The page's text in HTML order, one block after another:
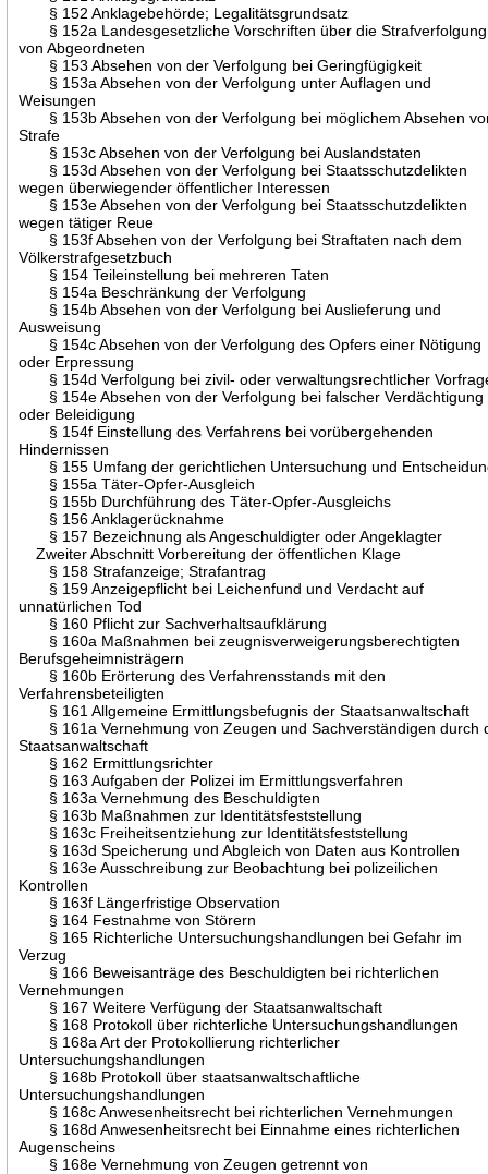
§ 152 Anklagebehörde; Legalitätsgrundsatz
§ 152a Landesgesetzliche Vorschriften über die Strafverfolgung
von Abgeordneten
§ 153 Absehen von der Verfolgung bei Geringfügigkeit
§ 153a Absehen von der Verfolgung unter Auflagen und
Weisungen
§ 153b Absehen von der Verfolgung bei möglichem Absehen
Strafe
§ 153c Absehen von der Verfolgung bei Auslandstaten
§ 153d Absehen von der Verfolgung bei Staatsschutzdelikten
wegen überwiegender öffentlicher Interessen
§ 153e Absehen von der Verfolgung bei Staatsschutzdelikten
wegen tätiger Reue
§ 153f Absehen von der Verfolgung bei Straftaten nach dem
Völkerstrafgesetzbuch
§ 154 Teileinstellung bei mehreren Taten
§ 154a Beschränkung der Verfolgung
§ 154b Absehen von der Verfolgung bei Auslieferung und
Ausweisung
§ 154c Absehen von der Verfolgung des Opfers einer Nötigung
oder Erpressung
§ 154d Verfolgung bei zivil- oder verwaltungsrechtlicher
§ 154e Absehen von der Verfolgung bei falscher Verdächtigung
oder Beleidigung
§ 154f Einstellung des Verfahrens bei vorübergehenden
Hindernissen
§ 155 Umfang der gerichtlichen Untersuchung und
§ 155a Täter-Opfer-Ausgleich
§ 155b Durchführung des Täter-Opfer-Ausgleichs
§ 156 Anklagerücknahme
§ 157 Bezeichnung als Angeschuldigter oder Angeklagter
Zweiter Abschnitt Vorbereitung der öffentlichen Klage
§ 158 Strafanzeige; Strafantrag
§ 159 Anzeigepflicht bei Leichenfund und Verdacht auf
unnatürlichen Tod
§ 160 Pflicht zur Sachverhaltsaufklärung
§ 160a Maßnahmen bei zeugnisverweigerungsberechtigten
Berufsgeheimnisträgern
§ 160b Erörterung des Verfahrensstands mit den
Verfahrensbeteiligten
§ 161 Allgemeine Ermittlungsbefugnis der Staatsanwaltschaft
§ 161a Vernehmung von Zeugen und Sachverständigen durch
Staatsanwaltschaft
§ 162 Ermittlungsrichter
§ 163 Aufgaben der Polizei im Ermittlungsverfahren
§ 163a Vernehmung des Beschuldigten
§ 163b Maßnahmen zur Identitätsfeststellung
§ 163c Freiheitsentziehung zur Identitätsfeststellung
§ 163d Speicherung und Abgleich von Daten aus Kontrollen
§ 163e Ausschreibung zur Beobachtung bei polizeilichen
Kontrollen
§ 163f Längerfristige Observation
§ 164 Festnahme von Störern
§ 165 Richterliche Untersuchungshandlungen bei Gefahr im
Verzug
§ 166 Beweisanträge des Beschuldigten bei richterlichen
Vernehmungen
§ 167 Weitere Verfügung der Staatsanwaltschaft
§ 168 Protokoll über richterliche Untersuchungshandlungen
§ 168a Art der Protokollierung richterlicher
Untersuchungshandlungen
§ 168b Protokoll über staatsanwaltschaftliche
Untersuchungshandlungen
§ 168c Anwesenheitsrecht bei richterlichen Vernehmungen
§ 168d Anwesenheitsrecht bei Einnahme eines richterlichen
Augenscheins
§ 168e Vernehmung von Zeugen getrennt von